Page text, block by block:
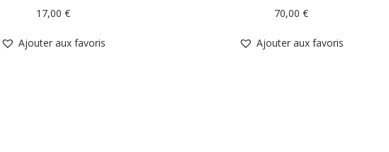
17,00 €
Ajouter aux favoris
70,00 €
Ajouter aux favoris